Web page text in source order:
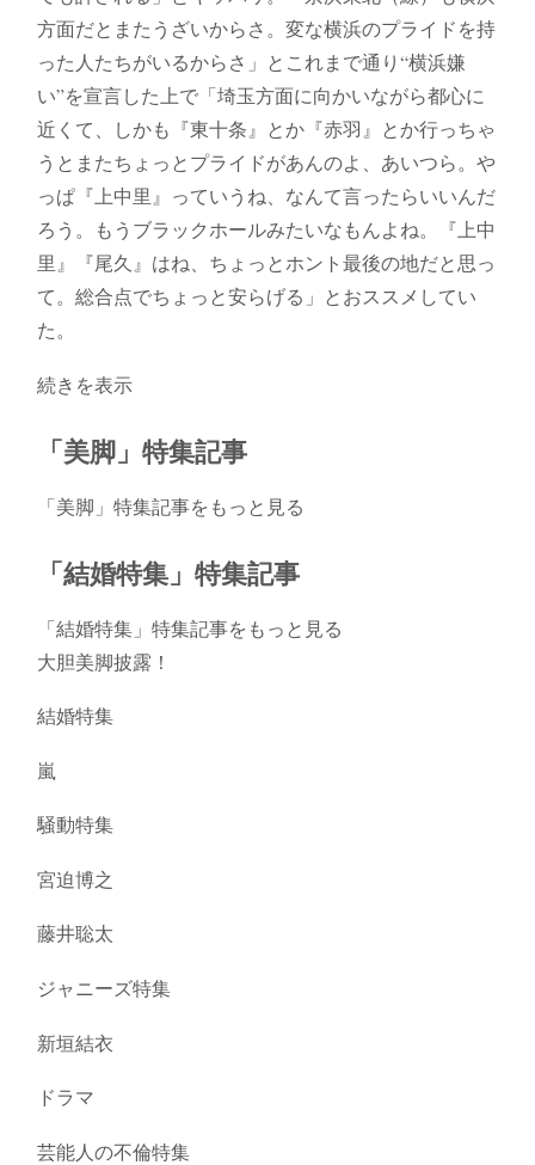
方面だとまたうざいからさ。変な横浜のプライドを持
った人たちがいるからさ」とこれまで通り“横浜嫌
い”を宣言した上で「埼玉方面に向かいながら都心に
近くて、しかも『東十条』とか『赤羽』とか行っちゃ
うとまたちょっとプライドがあんのよ、あいつら。や
っぱ『上中里』っていうね、なんて言ったらいいんだ
ろう。もうブラックホールみたいなもんよね。『上中
里』『尾久』はね、ちょっとホント最後の地だと思っ
て。総合点でちょっと安らげる」とおススメしてい
た。
続きを表示
「美脚」特集記事
「美脚」特集記事をもっと見る
「結婚特集」特集記事
「結婚特集」特集記事をもっと見る
大胆美脚披露！
結婚特集
嵐
騒動特集
宮迫博之
藤井聡太
ジャニーズ特集
新垣結衣
ドラマ
芸能人の不倫特集